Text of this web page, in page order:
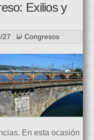
Exilios y
27 Congresos
En esta ocasión